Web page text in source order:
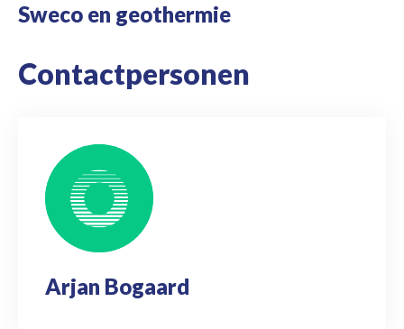
Sweco en geothermie
Contactpersonen
Arjan Bogaard